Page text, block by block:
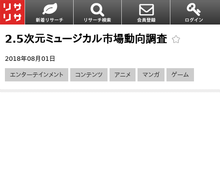
2.5次元ミュージカル市場動向調査
2018年08月01日
エンターテインメント コンテンツ アニメ マンガ ゲーム